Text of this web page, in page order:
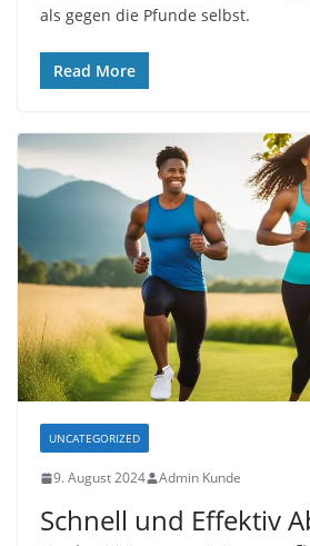
als gegen die Pfunde selbst.
Read More
UNCATEGORIZED
9. August 2024 Admin Kunde
Schnell und Effektiv